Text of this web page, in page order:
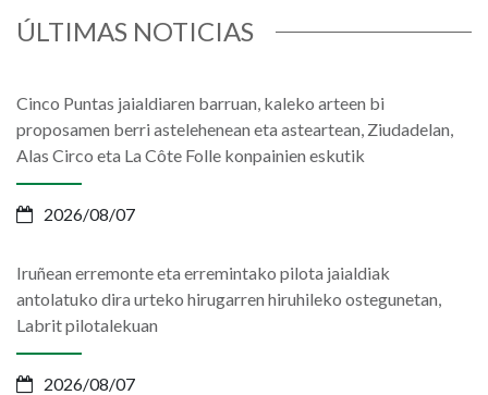
ÚLTIMAS NOTICIAS
Cinco Puntas jaialdiaren barruan, kaleko arteen bi
proposamen berri astelehenean eta asteartean, Ziudadelan,
Alas Circo eta La Côte Folle konpainien eskutik
2026/08/07
Iruñean erremonte eta erremintako pilota jaialdiak
antolatuko dira urteko hirugarren hiruhileko ostegunetan,
Labrit pilotalekuan
2026/08/07